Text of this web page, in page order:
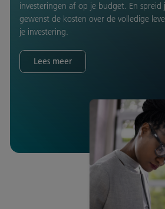
investeringen af op je budget. En spreid
gewenst de kosten over de volledige
je investering.
Lees meer